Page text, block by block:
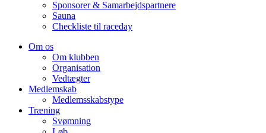
Sponsorer & Samarbejdspartnere
Sauna
Checkliste til raceday
Om os
Om klubben
Organisation
Vedtægter
Medlemskab
Medlemsskabstype
Træning
Svømning